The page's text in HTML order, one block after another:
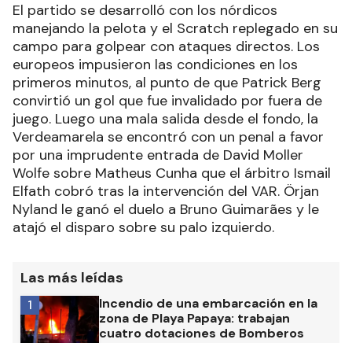
El partido se desarrolló con los nórdicos
manejando la pelota y el Scratch replegado en su
campo para golpear con ataques directos. Los
europeos impusieron las condiciones en los
primeros minutos, al punto de que Patrick Berg
convirtió un gol que fue invalidado por fuera de
juego. Luego una mala salida desde el fondo, la
Verdeamarela se encontró con un penal a favor
por una imprudente entrada de David Moller
Wolfe sobre Matheus Cunha que el árbitro Ismail
Elfath cobró tras la intervención del VAR. Örjan
Nyland le ganó el duelo a Bruno Guimarães y le
atajó el disparo sobre su palo izquierdo.
Las más leídas
Incendio de una embarcación en la
zona de Playa Papaya: trabajan
cuatro dotaciones de Bomberos
1